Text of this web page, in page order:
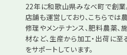
22年に和歌山県みなべ町で創
店舗も運営しており、こちらでは
修理やメンテナンス、肥料農薬、
材など、生産から加工・出荷に
をサポートしています。